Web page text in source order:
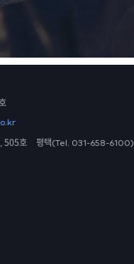
505호 평택(Tel. 031-658-6100)